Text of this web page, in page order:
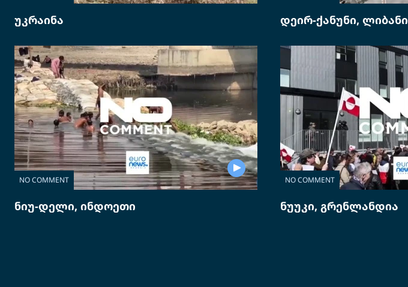
უკრაინა დეირ-ქანუნი, ლიბანი
NO COMMENT
ნიუ-დელი, ინდოეთი
NO COMMENT
ნუუკი, გრენლანდია